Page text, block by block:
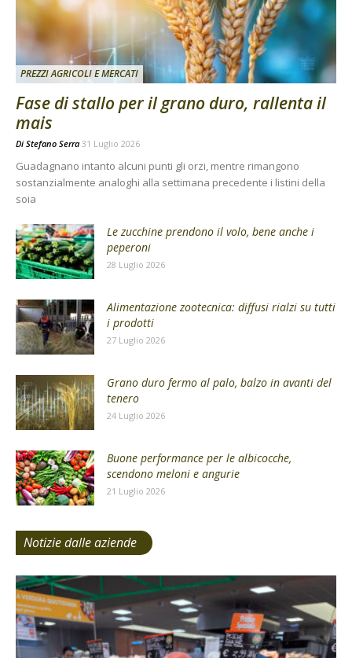
PREZZI AGRICOLI E MERCATI
Fase di stallo per il grano duro, rallenta il
mais
Di Stefano Serra 31 Luglio 2026
Guadagnano intanto alcuni punti gli orzi, mentre rimangono
sostanzialmente analoghi alla settimana precedente i listini della
soia
Le zucchine prendono il volo, bene anche i
peperoni
28 Luglio 2026
Alimentazione zootecnica: diffusi rialzi su tutti
i prodotti
27 Luglio 2026
Grano duro fermo al palo, balzo in avanti del
tenero
24 Luglio 2026
Buone performance per le albicocche,
scendono meloni e angurie
21 Luglio 2026
Notizie dalle aziende